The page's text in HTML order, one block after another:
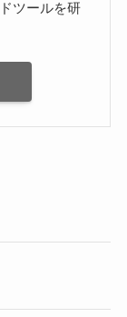
ツールを研